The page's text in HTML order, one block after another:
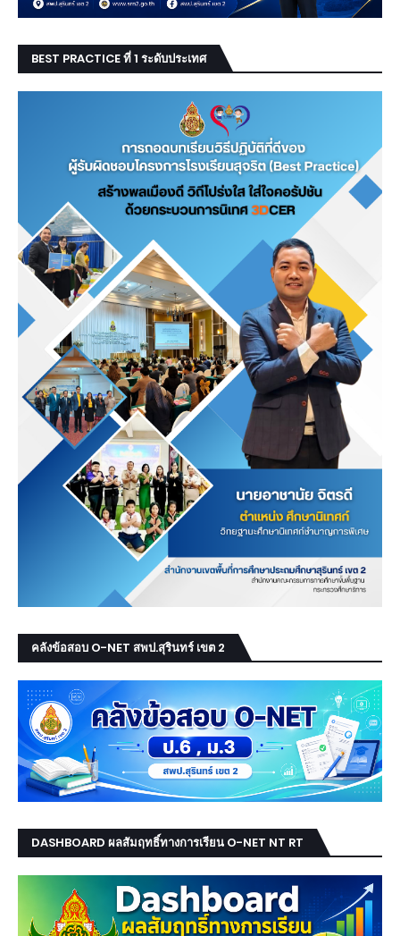
BEST PRACTICE ที่ 1 ระดับประเทศ
คลังข้อสอบ O-NET สพป.สุรินทร์ เขต 2
DASHBOARD ผลสัมฤทธิ์ทางการเรียน O-NET NT RT